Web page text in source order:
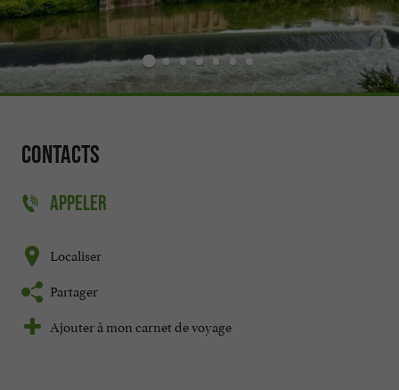
Contacts
APPELER
Localiser
Partager
Ajouter à mon carnet de voyage